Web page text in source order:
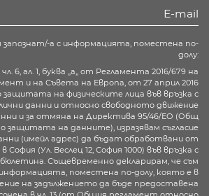
запознат/-а с информацията, поместена по-
долу:
6, ал. 1, буква „а„ от Регламента 2016/679 на
и на Съвета на Европа, от 27 април 2016
на физическите лица във връзка с
данни и относно свободното движение
и за отмяна на Директива 95/46/ЕО (Общ
защитата на данните), изразявам съгласие
(имейл адрес) да бъдат обработвани от
(Ул. Веслец 12, София 1000) във връзка с
Същевременно декларирам, че съм
поместена по-долу, която е в
на задължението да бъде предоставена